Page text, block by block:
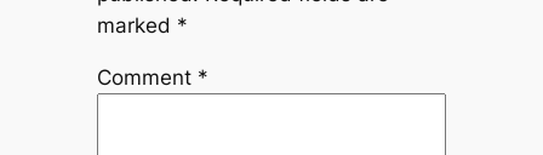
marked *
Comment *